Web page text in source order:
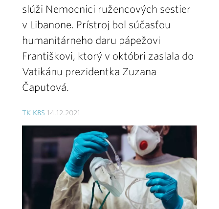
slúži Nemocnici ružencových sestier
v Libanone. Prístroj bol súčasťou
humanitárneho daru pápežovi
Františkovi, ktorý v októbri zaslala do
Vatikánu prezidentka Zuzana
Čaputová.
TK KBS 14.12.2021